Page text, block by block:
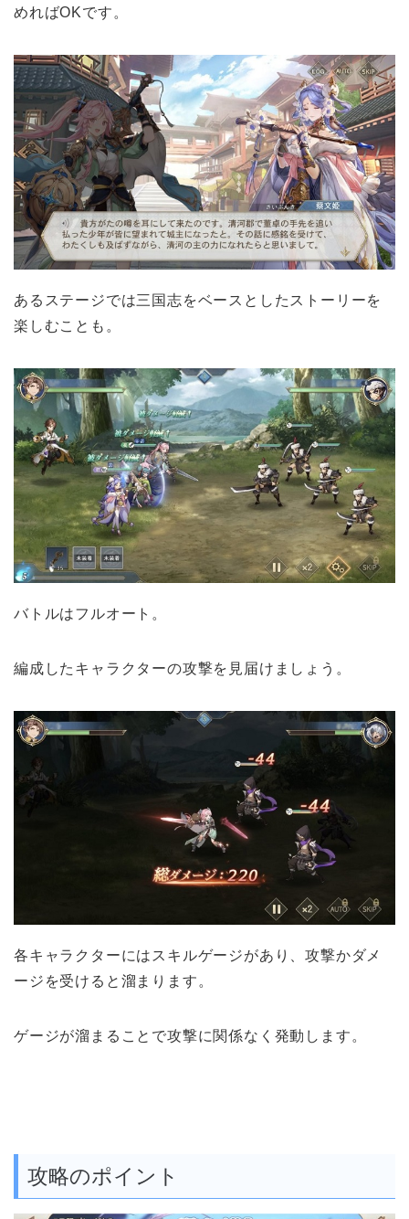
めればOKです。
あるステージでは三国志をベースとしたストーリーを
楽しむことも。
バトルはフルオート。
編成したキャラクターの攻撃を見届けましょう。
各キャラクターにはスキルゲージがあり、攻撃かダメ
ージを受けると溜まります。
ゲージが溜まることで攻撃に関係なく発動します。
攻略のポイント